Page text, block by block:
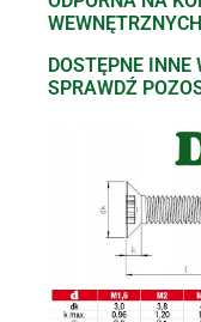
DOSTĘPNE
SPRAWDŹ